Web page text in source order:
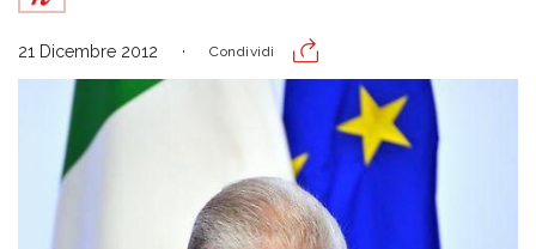
21 Dicembre 2012 Condividi